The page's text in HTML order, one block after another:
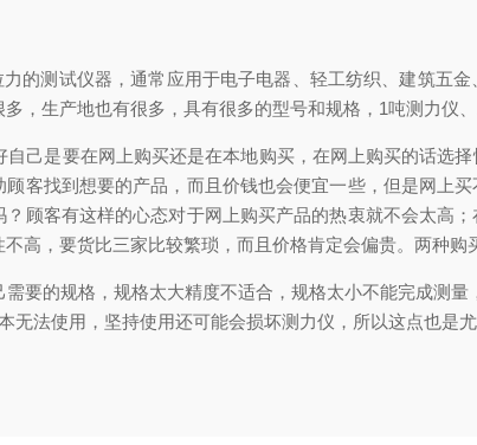
的测试仪器，通常应用于电子电器、轻工纺织、建筑五
，生产地也有很多，具有很多的型号和规格， 1吨测力仪
己是要在网上购买还是在本地购买，在网上购买的话选择
顾客找到想要的产品，而且价钱也会便宜一些，但是网
顾客有这样的心态对于网上购买产品的热衷就不会太高
高，要货比三家比较繁琐，而且价格肯定会偏贵。两种购
要的规格，规格太大精度不适合，规格太小不能完成测量
无法使用，坚持使用还可能会损坏测力仪，所以这点也